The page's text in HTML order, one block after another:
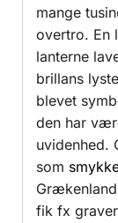
mange
overtro. En
lanterne
brillans
blevet
den har
uvidenhed.
som
fik fx